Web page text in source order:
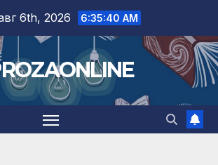
6th, 2026 6:35:41 AM